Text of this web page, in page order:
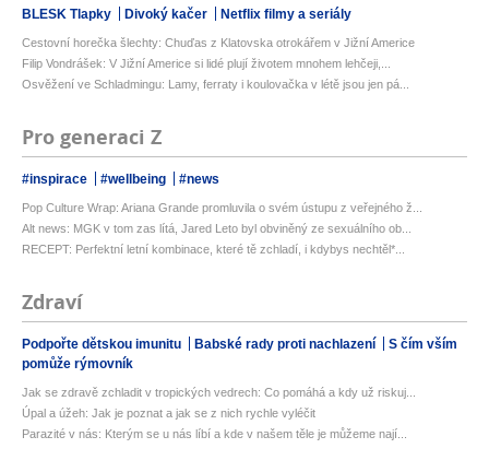
BLESK Tlapky Divoký kačer Netflix filmy a seriály
Cestovní horečka šlechty: Chuďas z Klatovska otrokářem v Jižní Americe
Filip Vondrášek: V Jižní Americe si lidé plují životem mnohem lehčeji,...
Osvěžení ve Schladmingu: Lamy, ferraty i koulovačka v létě jsou jen pá...
Pro generaci Z
#inspirace #wellbeing #news
Pop Culture Wrap: Ariana Grande promluvila o svém ústupu z veřejného ž...
Alt news: MGK v tom zas lítá, Jared Leto byl obviněný ze sexuálního ob...
RECEPT: Perfektní letní kombinace, které tě zchladí, i kdybys nechtěl*...
Zdraví
Podpořte dětskou imunitu Babské rady proti nachlazení
S čím vším
pomůže rýmovník
Jak se zdravě zchladit v tropických vedrech: Co pomáhá a kdy už riskuj...
Úpal a úžeh: Jak je poznat a jak se z nich rychle vyléčit
Parazité v nás: Kterým se u nás líbí a kde v našem těle je můžeme nají...